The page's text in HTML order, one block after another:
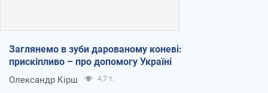
Заглянемо в зуби дарованому коневі:
прискіпливо – про допомогу Україні
Олександр Кірш 4,7 т.